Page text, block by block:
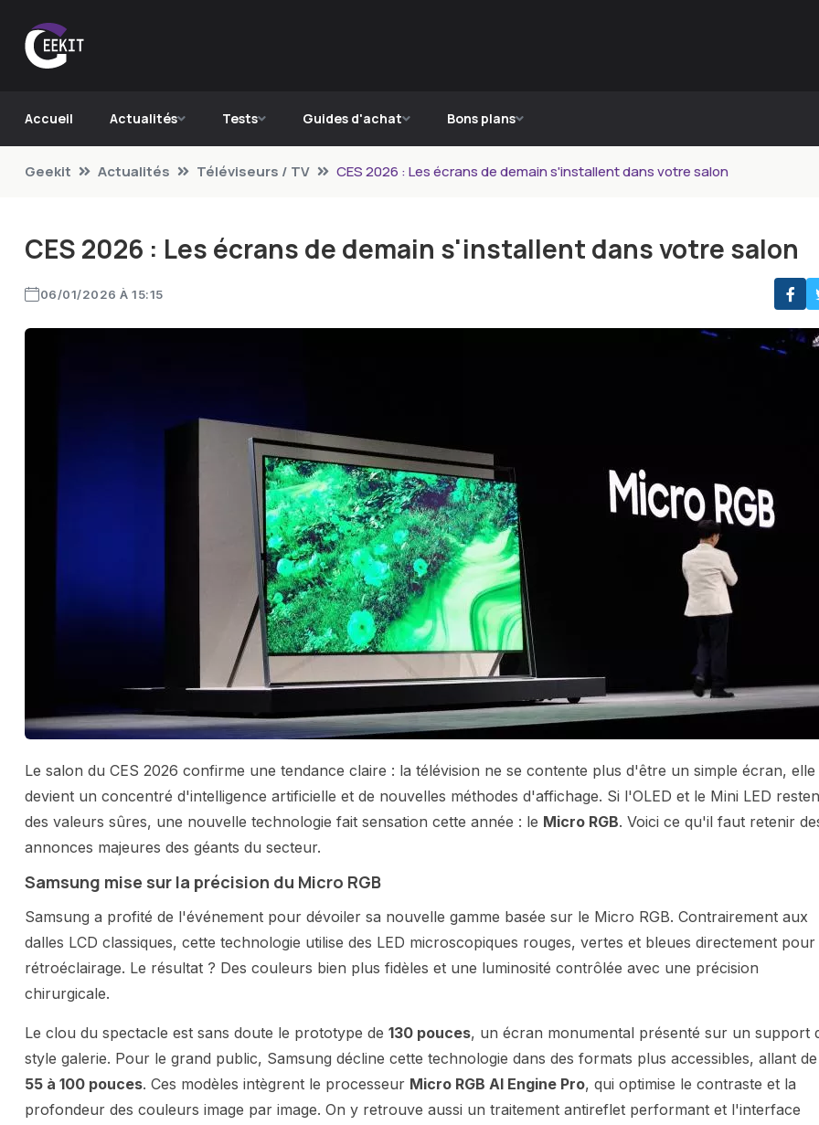
Accueil Actualités Tests Guides d'achat Bons plans
Geekit Actualités Téléviseurs / TV CES 2026 : Les écrans de demain s'installent dans votre salon
CES 2026 : Les écrans de demain s'installent dans votre salon
06/01/2026 À 15:15
Le salon du CES 2026 confirme une tendance claire : la télévision ne se contente plus d'être un simple écran, elle
devient un concentré d'intelligence artificielle et de nouvelles méthodes d'affichage. Si l'OLED et le Mini LED
des valeurs sûres, une nouvelle technologie fait sensation cette année : le Micro RGB. Voici ce qu'il faut retenir
annonces majeures des géants du secteur.
Samsung mise sur la précision du Micro RGB
Samsung a profité de l'événement pour dévoiler sa nouvelle gamme basée sur le Micro RGB. Contrairement aux
dalles LCD classiques, cette technologie utilise des LED microscopiques rouges, vertes et bleues directement pour
rétroéclairage. Le résultat ? Des couleurs bien plus fidèles et une luminosité contrôlée avec une précision
chirurgicale.
Le clou du spectacle est sans doute le prototype de 130 pouces, un écran monumental présenté sur un support
style galerie. Pour le grand public, Samsung décline cette technologie dans des formats plus accessibles, allant de
55 à 100 pouces. Ces modèles intègrent le processeur Micro RGB AI Engine Pro, qui optimise le contraste et la
profondeur des couleurs image par image. On y retrouve aussi un traitement antireflet performant et l'interface